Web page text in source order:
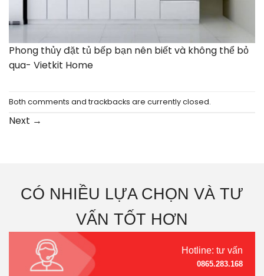
Phong thủy đặt tủ bếp bạn nên biết và không thể bỏ
qua- Vietkit Home
Both comments and trackbacks are currently closed.
Next →
CÓ NHIỀU LỰA CHỌN VÀ TƯ
VẤN TỐT HƠN
Hotline: tư vấn
0865.283.168